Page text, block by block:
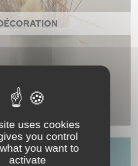
uses cookies
you control
you want to
activate